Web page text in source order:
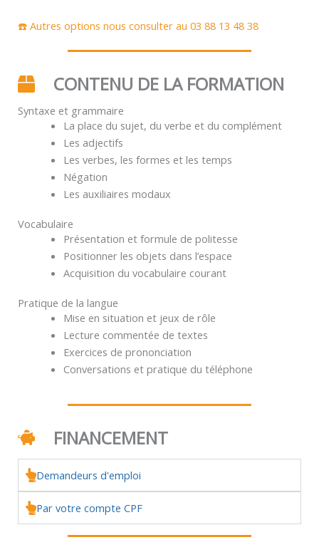
☎️ Autres options nous consulter au 03 88 13 48 38
CONTENU DE LA FORMATION
Syntaxe et grammaire
La place du sujet, du verbe et du complément
Les adjectifs
Les verbes, les formes et les temps
Négation
Les auxiliaires modaux
Vocabulaire
Présentation et formule de politesse
Positionner les objets dans l’espace
Acquisition du vocabulaire courant
Pratique de la langue
Mise en situation et jeux de rôle
Lecture commentée de textes
Exercices de prononciation
Conversations et pratique du téléphone
FINANCEMENT
Demandeurs d'emploi
Par votre compte CPF